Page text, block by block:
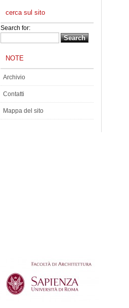
cerca sul sito
Search for:
NOTE
Archivio
Contatti
Mappa del sito